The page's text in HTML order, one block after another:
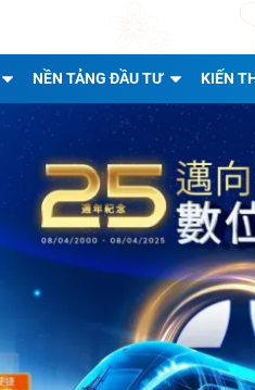
NỀN TẢNG ĐẦU TƯ KIẾN